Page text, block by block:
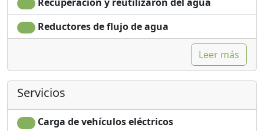
Ferry al continente 6 km Tkon-Biograd y 25 km Preko-
Zadar.
Estación de autobuses 800m
Estamos a su disposición para todas las preguntas y
servicios adicionales.
Reductores de flujo de agua
Leer más
Servicios
Carga de vehículos eléctricos